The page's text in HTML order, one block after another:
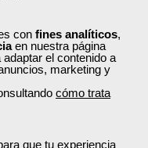
con fines analíticos,
en nuestra página
adaptar el contenido a
marketing y
cómo trata
que tu experiencia